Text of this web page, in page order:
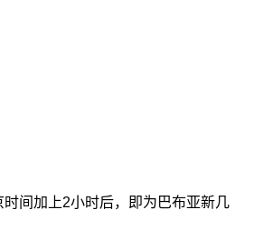
间加上2小时后，即为巴布亚新几